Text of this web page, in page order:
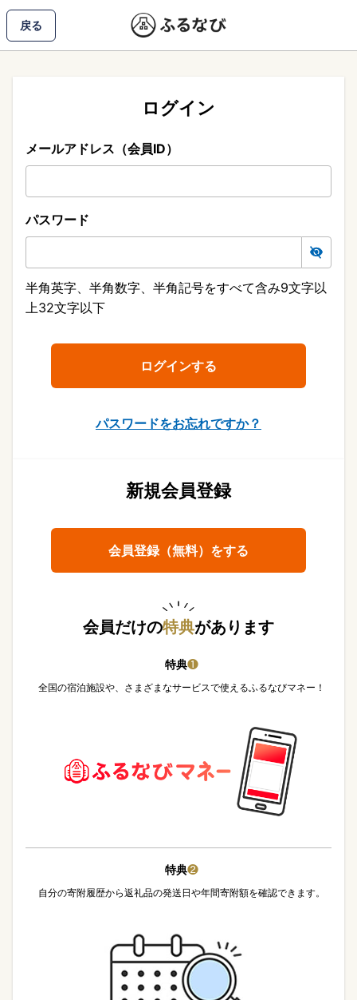
戻る
ログイン
メールアドレス（会員ID）
パスワード
半角英字、半角数字、半角記号をすべて含み9文字以
上32文字以下
パスワードをお忘れですか？
新規会員登録
会員登録（無料）をする
会員だけの特典があります
特典❶
全国の宿泊施設や、さまざまなサービスで使えるふるなびマネー！
特典❷
自分の寄附履歴から返礼品の発送日や年間寄附額を確認できます。